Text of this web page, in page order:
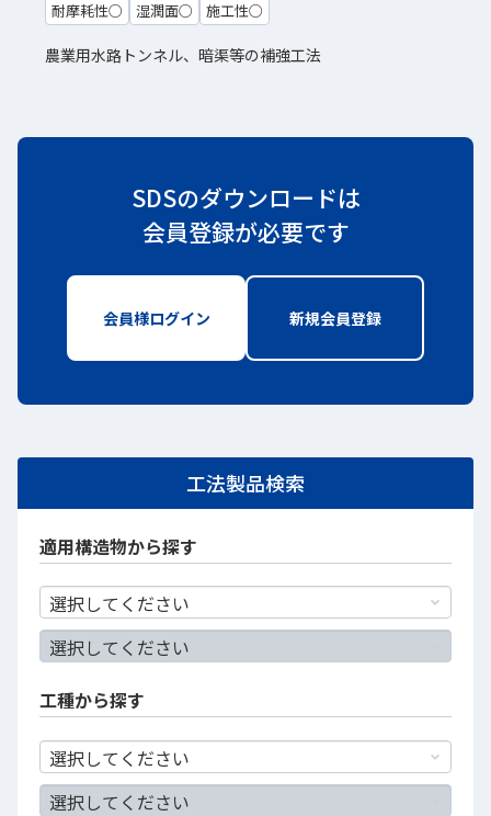
耐摩耗性○ 湿潤面○ 施工性○
農業用水路トンネル、暗渠等の補強工法
SDSのダウンロードは
会員登録が必要です
会員様ログイン 新しいWindowで開きます
新規会員登録新しいWindow
工法製品検索
適用構造物から探す
工種から探す